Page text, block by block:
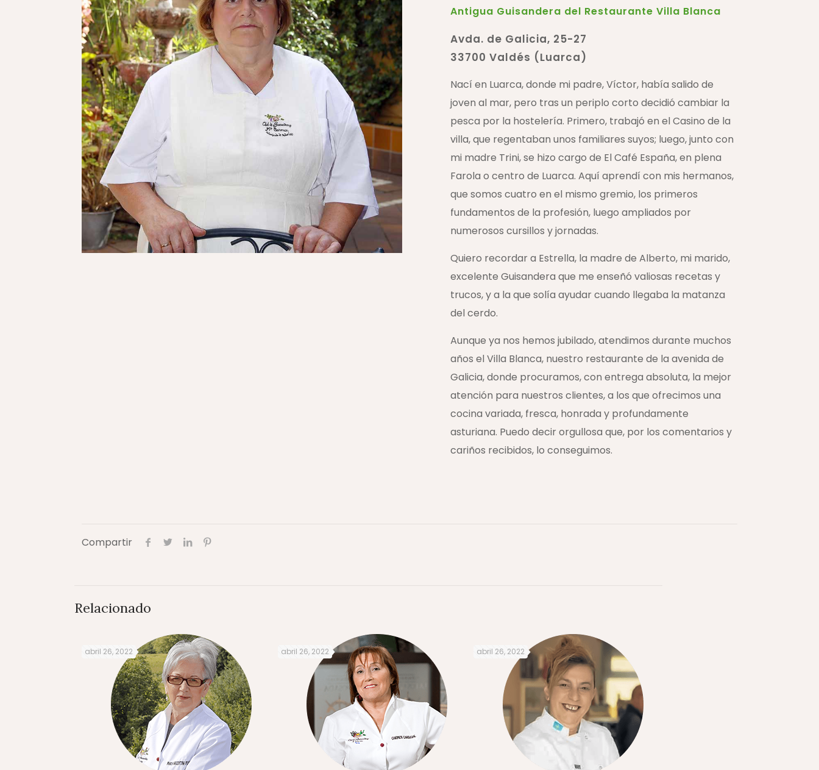
Antigua Guisandera del Restaurante Villa Blanca
Avda. de Galicia, 25-27
33700 Valdés (Luarca)
Nací en Luarca, donde mi padre, Víctor, había salido de
joven al mar, pero tras un periplo corto decidió cambiar la
pesca por la hostelería. Primero, trabajó en el Casino de la
villa, que regentaban unos familiares suyos; luego, junto con
mi madre Trini, se hizo cargo de El Café España, en plena
Farola o centro de Luarca. Aquí aprendí con mis hermanos,
que somos cuatro en el mismo gremio, los primeros
fundamentos de la profesión, luego ampliados por
numerosos cursillos y jornadas.
Quiero recordar a Estrella, la madre de Alberto, mi marido,
excelente Guisandera que me enseñó valiosas recetas y
trucos, y a la que solía ayudar cuando llegaba la matanza
del cerdo.
Aunque ya nos hemos jubilado, atendimos durante muchos
años el Villa Blanca, nuestro restaurante de la avenida de
Galicia, donde procuramos, con entrega absoluta, la mejor
atención para nuestros clientes, a los que ofrecimos una
cocina variada, fresca, honrada y profundamente
asturiana. Puedo decir orgullosa que, por los comentarios y
cariños recibidos, lo conseguimos.
Compartir
Relacionado
abril 26, 2022 abril 26, 2022 abril 26, 2022